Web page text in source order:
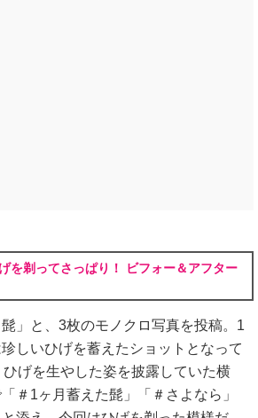
を剃ってさっぱり！ ビフォー＆アフター
」と、3枚のモノクロ写真を投稿。1
しいひげを蓄えたショットとなって
げを生やした姿を披露していた横
＃1ヶ月蓄えた髭」「＃さよなら」